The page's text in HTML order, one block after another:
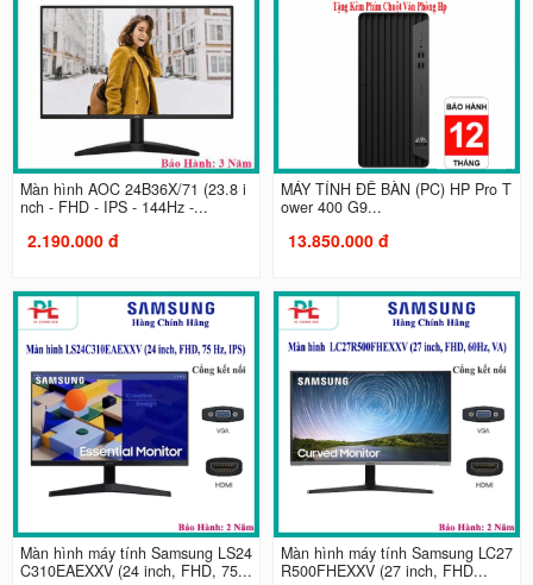
Màn hình AOC 24B36X/71 (23.8 i
nch - FHD - IPS - 144Hz -...
2.190.000 đ
MÁY TÍNH ĐỂ BÀN (PC) HP Pro T
ower 400 G9...
13.850.000 đ
Màn hình máy tính Samsung LS24
C310EAEXXV (24 inch, FHD, 75...
Màn hình máy tính Samsung LC27
R500FHEXXV (27 inch, FHD...